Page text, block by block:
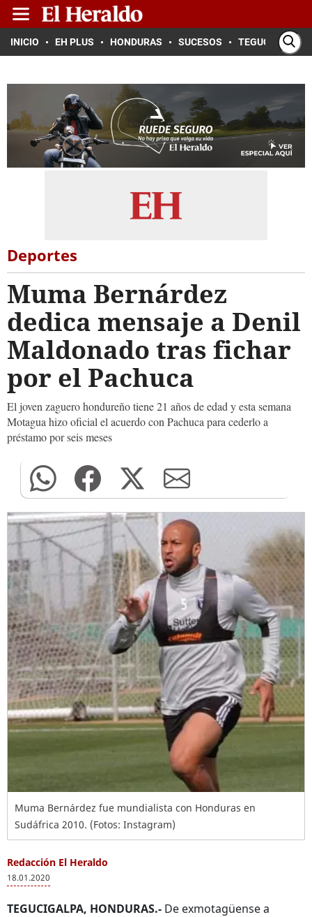
INICIO EH PLUS HONDURAS SUCESOS TEGUCIGALPA
Deportes
Muma Bernárdez
dedica mensaje a Denil
Maldonado tras fichar
por el Pachuca
El joven zaguero hondureño tiene 21 años de edad y esta semana
Motagua hizo oficial el acuerdo con Pachuca para cederlo a
préstamo por seis meses
Muma Bernárdez fue mundialista con Honduras en
Sudáfrica 2010. (Fotos: Instagram)
Redacción El Heraldo
18.01.2020
TEGUCIGALPA, HONDURAS.- De exmotagüense a